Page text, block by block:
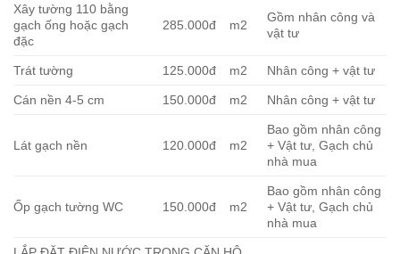
Xây tường 110 bằng
gạch ống hoặc gạch
đặc
285.000đ m2
Gồm nhân công và
vật tư
Trát tường 125.000đ m2 Nhân công + vật tư
Cán nền 4-5 cm 150.000đ m2 Nhân công + vật tư
Lát gạch nền 120.000đ m2
Bao gồm nhân công
+ Vật tư, Gạch chủ
nhà mua
Ốp gạch tường WC 150.000đ m2
Bao gồm nhân công
+ Vật tư, Gạch chủ
nhà mua